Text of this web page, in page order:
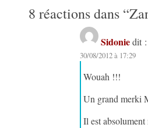
8 réactions dans “
Sidonie dit :
30/08/2012 à 17:29
Wouah !!!
Un grand merki
Il est